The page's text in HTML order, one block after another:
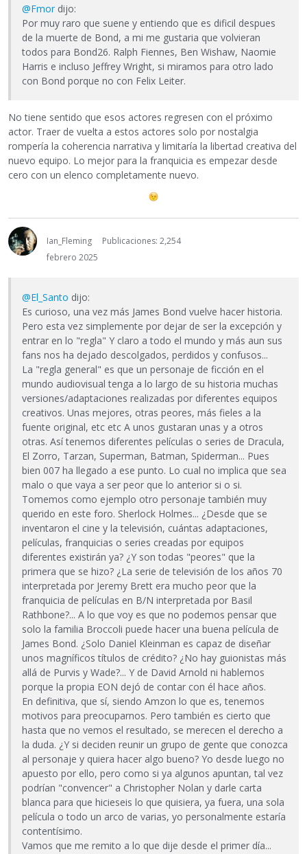
@Fmor dijo:
Por muy raro que suene y entiendo que es dificil despues
de la muerte de Bond, a mi me gustaria que volvieran
todos para Bond26. Ralph Fiennes, Ben Wishaw, Naomie
Harris e incluso Jeffrey Wright, si miramos para otro lado
con Bond porque no con Felix Leiter.
No tiene sentido que esos actores regresen con el próximo
actor. Traer de vuelta a estos actores solo por nostalgia
rompería la coherencia narrativa y limitaría la libertad creativa del
nuevo equipo. Lo mejor para la franquicia es empezar desde
cero con un elenco completamente nuevo.
Ian_Fleming
Publicaciones: 2,254
febrero 2025
@El_Santo dijo:
Es curioso, una vez más James Bond vuelve hacer historia.
Pero esta vez simplemente por dejar de ser la excepción y
entrar en lo "regla" Y claro a todo el mundo y más aun sus
fans nos ha dejado descolgados, perdidos y confusos...
La "regla general" es que un personaje de ficción en el
mundo audiovisual tenga a lo largo de su historia muchas
versiones/adaptaciones realizadas por diferentes equipos
creativos. Unas mejores, otras peores, más fieles a la
fuente original, etc etc A unos gustaran unas y a otros
otras. Así tenemos diferentes películas o series de Dracula,
El Zorro, Tarzan, Superman, Batman, Spiderman... Pues
bien 007 ha llegado a ese punto. Lo cual no implica que sea
malo o que vaya a ser peor que lo anterior si o si.
Tomemos como ejemplo otro personaje también muy
querido en este foro. Sherlock Holmes... ¿Desde que se
inventaron el cine y la televisión, cuántas adaptaciones,
películas, franquicias o series creadas por equipos
diferentes existirán ya? ¿Y son todas "peores" que la
primera que se hizo? ¿La serie de televisión de los años 70
interpretada por Jeremy Brett era mucho peor que la
franquicia de películas en B/N interpretada por Basil
Rathbone?... A lo que voy es que no podemos pensar que
solo la familia Broccoli puede hacer una buena película de
James Bond. ¿Solo Daniel Kleinman es capaz de diseñar
unos magníficos títulos de crédito? ¿No hay guionistas más
allá de Purvis y Wade?... Y de David Arnold ni hablemos
porque la propia EON dejó de contar con él hace años.
En definitiva, que sí, siendo Amzon lo que es, tenemos
motivos para preocuparnos. Pero también es cierto que
hasta que no vemos el resultado, se merecen el derecho a
la duda. ¿Y si deciden reunir un grupo de gente que conozca
al personaje y quiera hacer algo bueno? Yo desde luego no
apuesto por ello, pero como si ya algunos apuntan, tal vez
podrían "convencer" a Christopher Nolan y darle carta
blanca para que hicieseis lo que quisiera, ya fuera, una sola
película o todo un arco de varias, yo personalmente estaría
contentísimo.
Vamos que me remito a lo que dije desde el primer día...